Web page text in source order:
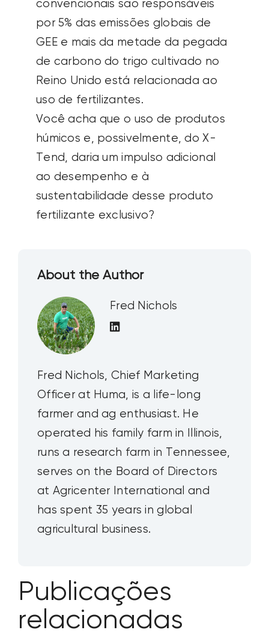
húmicos e, possivelmente, do X-
Tend, daria um impulso adicional
ao desempenho e à
sustentabilidade desse produto
fertilizante exclusivo?
About the Author
Officer at Huma, is a life-long
operated his family farm in Illinois,
runs a research farm in Tennessee,
serves on the Board of Directors
at Agricenter International and
has spent 35 years in global
agricultural business.
Publicações
relacionadas